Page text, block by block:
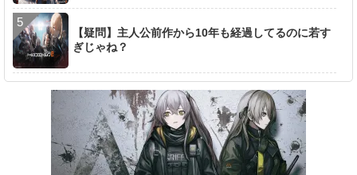
【疑問】主人公前作から10年も経過してるのに若す
ぎじゃね？